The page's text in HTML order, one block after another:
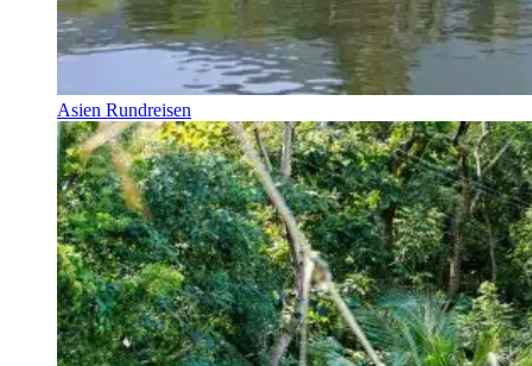
Asien Rundreisen